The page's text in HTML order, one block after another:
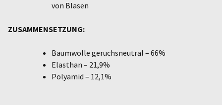
von Blasen
ZUSAMMENSETZUNG:
Baumwolle geruchsneutral – 66%
Elasthan – 21,9%
Polyamid – 12,1%